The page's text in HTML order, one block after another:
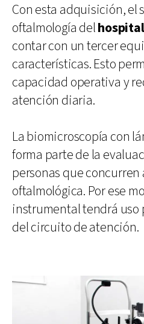
Con esta adquisición, el
oftalmología del
contar con un tercer
características. Esto
capacidad operativa y
atención diaria.
La biomicroscopía con
forma parte de la
personas que concurren
oftalmológica. Por ese
instrumental tendrá
del circuito de atención.